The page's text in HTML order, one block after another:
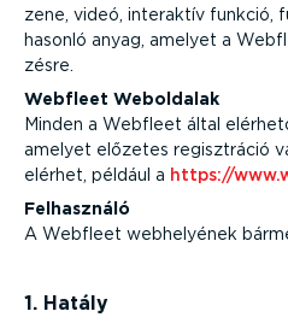
zene, videó, interaktív funkció,
hasonló anyag, amelyet a
zésre.
Webfleet Weboldalak
Minden a Webfleet által
amelyet előzetes regiszt­ráció
elérhet, például a https://
Felhasználó
A Webfleet webhelyének
1. Hatály